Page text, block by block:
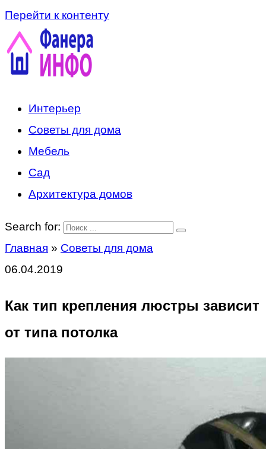
Перейти к контенту
Интерьер
Советы для дома
Мебель
Сад
Архитектура домов
Search for:
Главная » Советы для дома
06.04.2019
Как тип крепления люстры зависит
от типа потолка